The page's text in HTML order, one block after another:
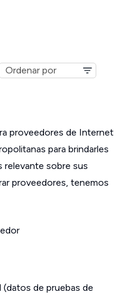
proveedores de Internet
para brindarles
relevante sobre sus
proveedores, tenemos
(datos de pruebas de